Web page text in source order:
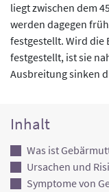
liegt zwischen dem
werden dagegen
festgestellt. Wird die
festgestellt, ist sie
Ausbreitung sinken
Inhalt
Was ist
Ursachen und
Symptome von